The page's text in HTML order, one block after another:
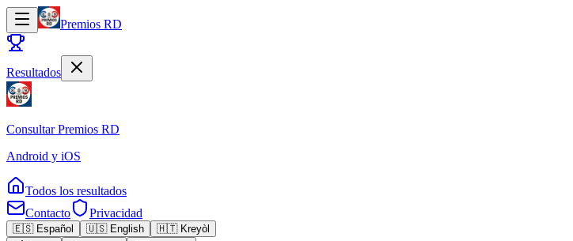
Premios RD
Resultados
Consultar Premios RD
Android y iOS
Todos los resultados
Contacto
Privacidad
🇪🇸 Español 🇺🇸 English 🇭🇹 Kreyòl